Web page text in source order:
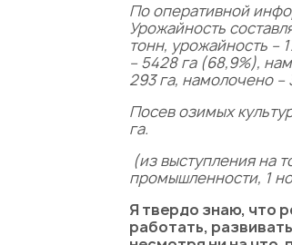
Пооперативной
Урожайность
тонн, урожайность –
– 5428 га (68,9%),
293 га, намолочено –
Посев озимых
га.
(из выступления на
промышленности, 1
Я твердо знаю, что
работать,